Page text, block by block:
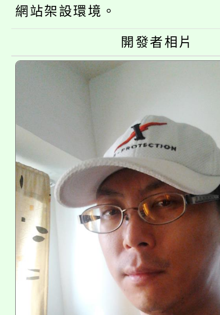
半價優惠，詳情可洽有
份教師增能研習
大溪自造教育及科技中
份教師研習
淨零綠生活教案入校路
會
115年食農教育專業人
網站架設環境。
開發者相片